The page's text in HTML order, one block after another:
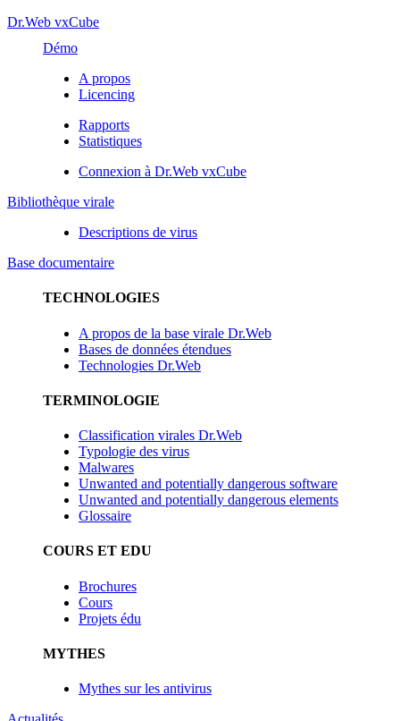
Dr.Web vxCube
Démo
A propos
Licencing
Rapports
Statistiques
Connexion à Dr.Web vxCube
Bibliothèque virale
Descriptions de virus
Base documentaire
TECHNOLOGIES
A propos de la base virale Dr.Web
Bases de données étendues
Technologies Dr.Web
TERMINOLOGIE
Classification virales Dr.Web
Typologie des virus
Malwares
Unwanted and potentially dangerous software
Unwanted and potentially dangerous elements
Glossaire
COURS ET EDU
Brochures
Cours
Projets édu
MYTHES
Mythes sur les antivirus